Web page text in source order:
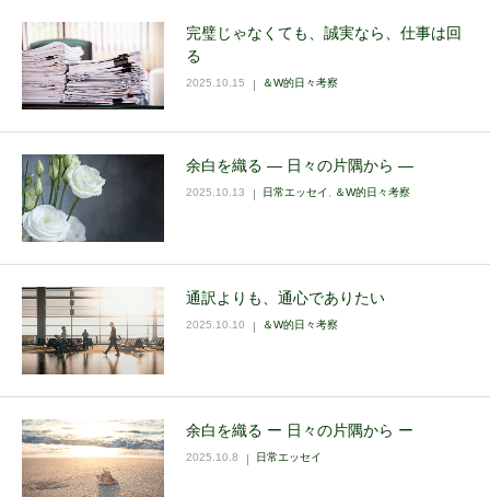
完璧じゃなくても、誠実なら、仕事は回
る
2025.10.15 ＆W的日々考察
余白を織る ― 日々の片隅から ―
2025.10.13 日常エッセイ ＆W的日々考察
通訳よりも、通心でありたい
2025.10.10 ＆W的日々考察
余白を織る ー 日々の片隅から ー
2025.10.8 日常エッセイ